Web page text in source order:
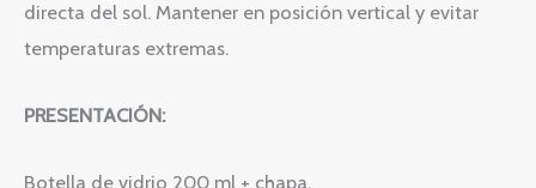
directa del sol. Mantener en posición vertical y evitar
temperaturas extremas.
PRESENTACIÓN:
Botella de vidrio 200 ml + chapa.